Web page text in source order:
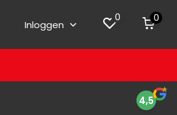
Inloggen
0 0
4,5